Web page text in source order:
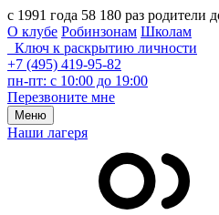
с 1991 года 58 180 раз родители
О клубе Робинзонам Школам
Ключ к раскрытию личности
+7 (495) 419-95-82
пн-пт: с 10:00 до 19:00
Перезвоните мне
Меню
Наши лагеря